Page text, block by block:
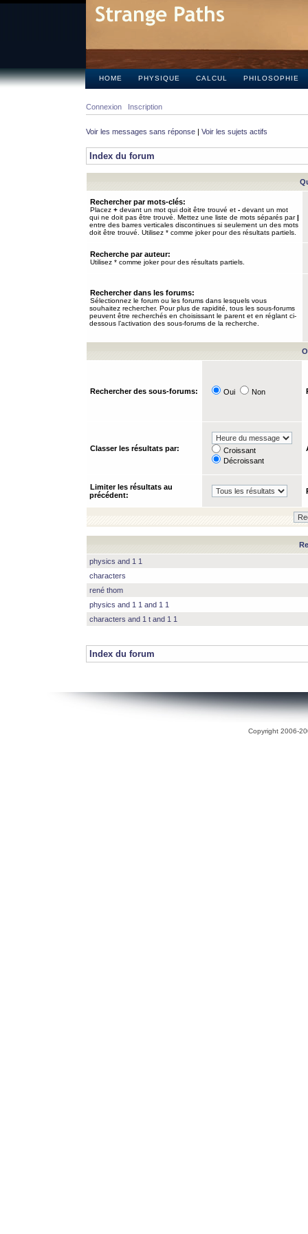
HOME PHYSIQUE CALCUL PHILOSOPHIE
Connexion Inscription
Voir les messages sans réponse | Voir les sujets actifs
Index du forum
Rechercher par mots-clés:
Placez + devant un mot qui doit être trouvé et - devant un mot
qui ne doit pas être trouvé. Mettez une liste de mots séparés par|
entre des barres verticales discontinues si seulement un des mots
doit être trouvé. Utilisez * comme joker pour des résultats partiels.
Recherche par auteur:
Utilisez * comme joker pour des résultats partiels.
Rechercher dans les forums:
Sélectionnez le forum ou les forums dans lesquels vous
souhaitez rechercher. Pour plus de rapidité, tous les sous-forums
peuvent être recherchés en choisissant le parent et en réglant ci-
dessous l’activation des sous-forums de la recherche.
Rechercher des sous-forums: Oui Non
Classer les résultats par:
Croissant
Décroissant
Limiter les résultats au
précédent:
physics and 1 1
characters
rené thom
physics and 1 1 and 1 1
characters and 1 t and 1 1
Index du forum
Copyright 2006-